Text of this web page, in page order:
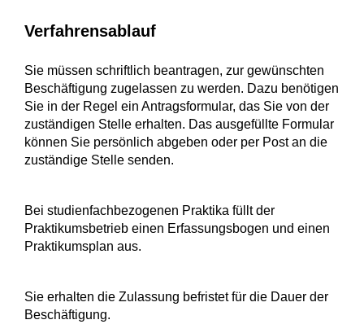
Verfahrensablauf
Sie müssen schriftlich beantragen, zur gewünschten
Beschäftigung zugelassen zu werden. Dazu benötigen
Sie in der Regel ein Antragsformular, das Sie von der
zuständigen Stelle erhalten. Das ausgefüllte Formular
können Sie persönlich abgeben oder per Post an die
zuständige Stelle senden.
Bei studienfachbezogenen Praktika füllt der
Praktikumsbetrieb einen Erfassungsbogen und einen
Praktikumsplan aus.
Sie erhalten die Zulassung befristet für die Dauer der
Beschäftigung.